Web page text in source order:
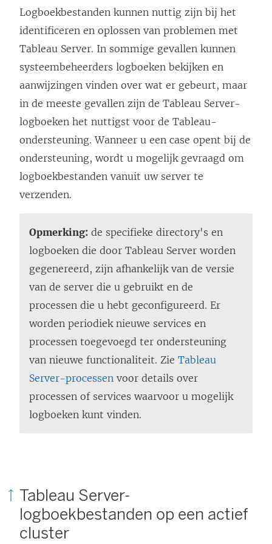
n
k
w
r
d
i
n
i
e
t
e
Logboekbestanden kunnen nuttig zijn bij het
identificeren en oplossen van problemen met
Tableau Server. In sommige gevallen kunnen
systeembeheerders logboeken bekijken en
aanwijzingen vinden over wat er gebeurt, maar
in de meeste gevallen zijn de Tableau Server-
logboeken het nuttigst voor de Tableau-
ondersteuning. Wanneer u een case opent bij de
ondersteuning, wordt u mogelijk gevraagd om
logboekbestanden vanuit uw server te
verzenden.
Opmerking: de specifieke directory's en
logboeken die door Tableau Server worden
gegenereerd, zijn afhankelijk van de versie
van de server die u gebruikt en de
processen die u hebt geconfigureerd. Er
worden periodiek nieuwe services en
processen toegevoegd ter ondersteuning
van nieuwe functionaliteit. Zie Tableau
Server-processen voor details over
processen of services waarvoor u mogelijk
logboeken kunt vinden.
Tableau Server-
logboekbestanden op een actief
cluster